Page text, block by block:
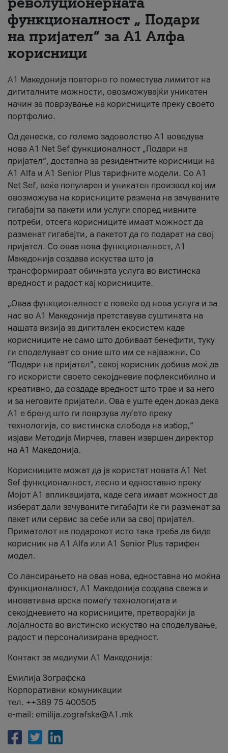
За нас
#ПодобарОнлајн
функционалност „ Подари
на пријател“ за А1 Алфа
корисници
А1 Македонија повторно го поместува лимитот на
дигиталните можности, овозможувајќи уникатен
начин за поврзување на корисниците преку своето
портфолио.
Од денеска, со големо задоволство А1 воведува
нова A1 Net Sef функционалност „Подари на
пријател“, достапна за резидентните корисници на
А1 Alfa и A1 Senior Plus тарифните модели. Со A1
Net Sef, веќе популарен и уникатен производ кој им
овозможува на корисниците размена на зачуваните
гигабајти за пакети или услуги според нивните
потреби, отсега корисниците имаат можност да
разменат гигабајти, а пакетот да го подарат на свој
пријател. Со оваа нова функционалност, А1
Македонија создава искуства што ја
трансформираат обичната услуга во вистинска
вредност и радост кај корисниците.
„Оваа функционалност е повеќе од нова услуга и за
нас во А1 Македонија претставува суштината на
нашата визија за дигитален екосистем каде
корисниците не само што добиваат бенефити, туку
ги споделуваат со оние што им се најважни. Со
“Подари на пријател”, секој корисник добива моќ да
го искористи своето секојдневие пофлексибилно и
креативно, да создаде вредност што трае и за него
и за неговите пријатели. Ова е уште еден доказ дека
А1 е бренд што ги поврзува луѓето преку
технологија, со вистинска слобода на избор,“
изјави Методија Мирчев, главен извршен директор
на А1 Македонија.
Корисниците можат да ја користат новата А1 Net
Sef функционалност, лесно и едноставно преку
Мојот А1 апликацијата, каде сега имаат можност да
изберат дали зачуваните гигабајти ќе ги разменат за
пакет или сервис за себе или за свој пријател.
Примателот на подарокот исто така треба да биде
корисник на А1 Alfa или A1 Senior Plus тарифен
модел.
Со лансирањето на оваа нова, едноставна но моќна
функционалност, А1 Македонија создава свежа и
иновативна врска помеѓу технологијата и
секојдневието на корисниците, претворајќи ја
лојалноста во вистинско искуство на споделување,
радост и персонализирана вредност.
Контакт за медиуми А1 Македонија:
Емилија Зографска
Корпоративни комуникации
тел. ++389 75 400505
e-mail: emilija.zografska@A1.mk